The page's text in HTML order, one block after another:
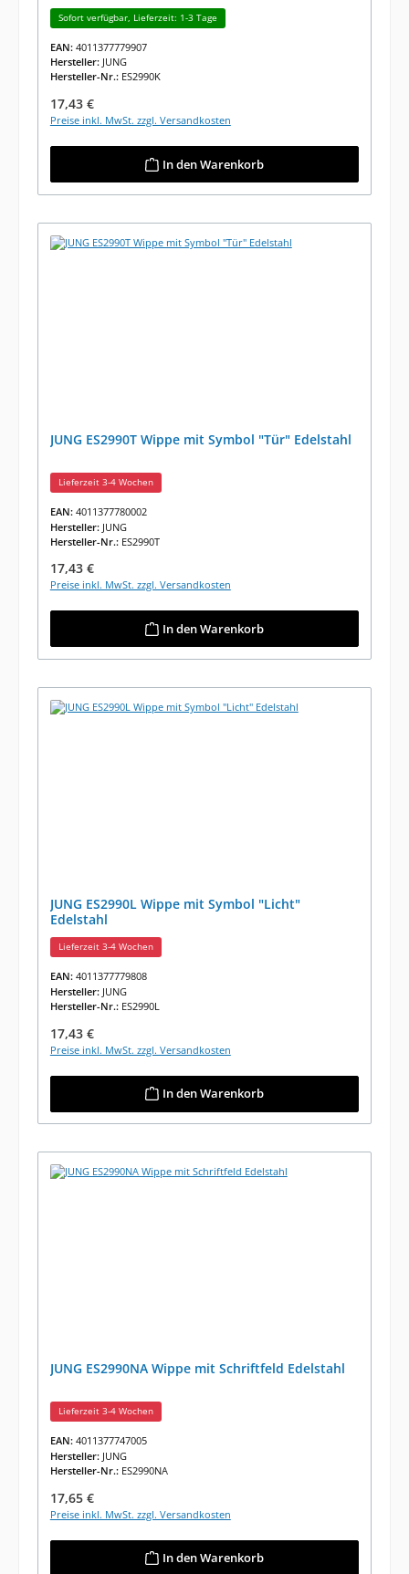
Sofort verfügbar, Lieferzeit: 1-3 Tage
EAN: 4011377779907
Hersteller: JUNG
Hersteller-Nr.: ES2990K
Regulärer Preis:
17,43 €
Preise inkl. MwSt. zzgl. Versandkosten
In den Warenkorb
JUNG ES2990T Wippe mit Symbol "Tür" Edelstahl
Lieferzeit 3-4 Wochen
EAN: 4011377780002
Hersteller: JUNG
Hersteller-Nr.: ES2990T
Regulärer Preis:
17,43 €
Preise inkl. MwSt. zzgl. Versandkosten
In den Warenkorb
JUNG ES2990L Wippe mit Symbol "Licht"
Edelstahl
Lieferzeit 3-4 Wochen
EAN: 4011377779808
Hersteller: JUNG
Hersteller-Nr.: ES2990L
Regulärer Preis:
17,43 €
Preise inkl. MwSt. zzgl. Versandkosten
In den Warenkorb
JUNG ES2990NA Wippe mit Schriftfeld Edelstahl
Lieferzeit 3-4 Wochen
EAN: 4011377747005
Hersteller: JUNG
Hersteller-Nr.: ES2990NA
Regulärer Preis:
17,65 €
Preise inkl. MwSt. zzgl. Versandkosten
In den Warenkorb